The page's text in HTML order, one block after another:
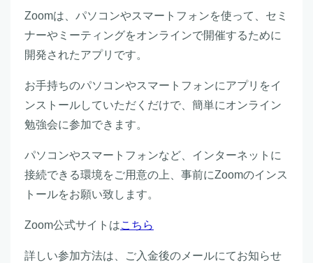
Zoomは、パソコンやスマートフォンを使って、セミ
ナーやミーティングをオンラインで開催するために
開発されたアプリです。
お手持ちのパソコンやスマートフォンにアプリをイ
ンストールしていただくだけで、簡単にオンライン
勉強会に参加できます。
パソコンやスマートフォンなど、インターネットに
接続できる環境をご用意の上、事前にZoomのインス
トールをお願い致します。
Zoom公式サイトはこちら
詳しい参加方法は、ご入金後のメールにてお知らせ